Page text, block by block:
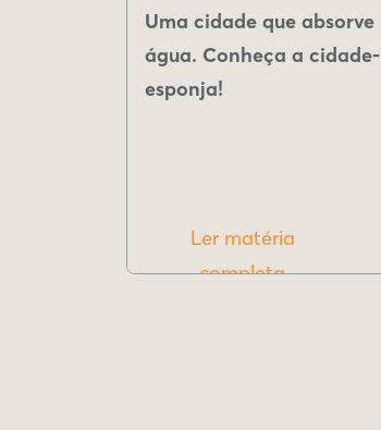
Uma cidade que absorve
água. Conheça a cidade-
esponja!
Ler matéria
completa